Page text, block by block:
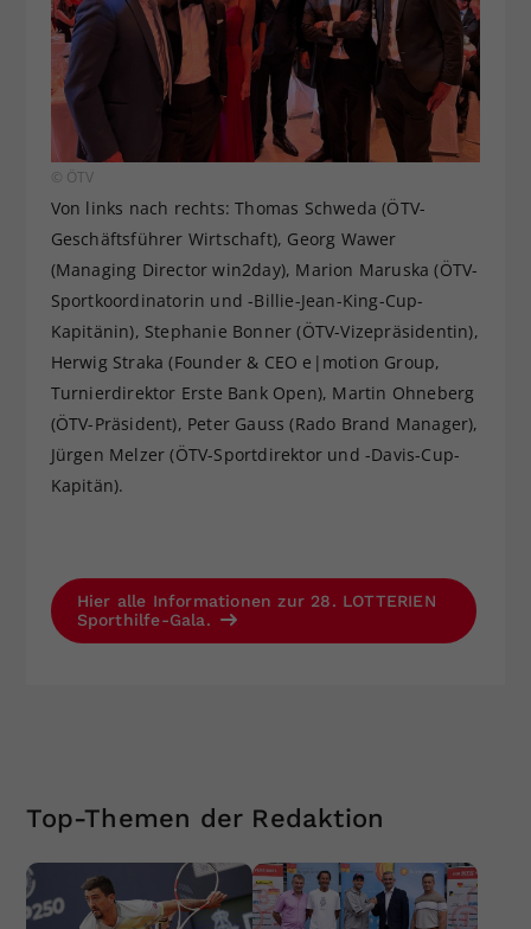
© ÖTV
Von links nach rechts: Thomas Schweda (ÖTV-
Geschäftsführer Wirtschaft), Georg Wawer
(Managing Director win2day), Marion Maruska (ÖTV-
Sportkoordinatorin und -Billie-Jean-King-Cup-
Kapitänin), Stephanie Bonner (ÖTV-Vizepräsidentin),
Herwig Straka (Founder & CEO e|motion Group,
Turnierdirektor Erste Bank Open), Martin Ohneberg
(ÖTV-Präsident), Peter Gauss (Rado Brand Manager),
Jürgen Melzer (ÖTV-Sportdirektor und -Davis-Cup-
Kapitän).
Hier alle Informationen zur 28. LOTTERIEN
Sporthilfe-Gala.
Top-Themen der Redaktion